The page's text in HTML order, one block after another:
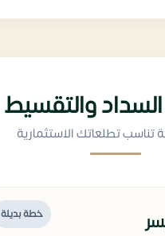
والتقسيط
تناسب تطلعاتك الاستثمارية
خطة بديلة